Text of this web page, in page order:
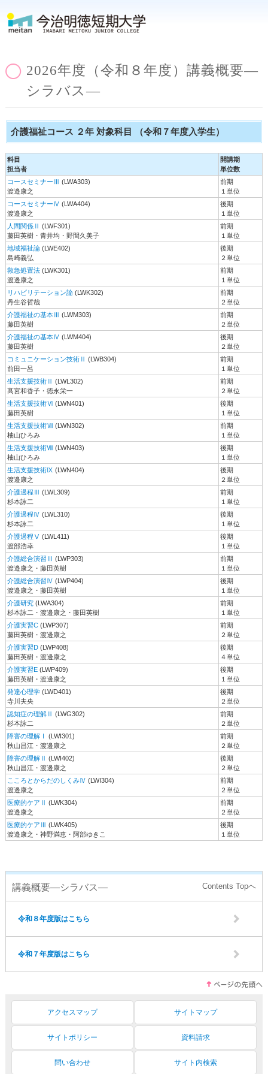
2026年度（令和８年度）講義概要―
シラバス―
介護福祉コース ２年 対象科目 （令和７年度入学生）
科目
担当者
開講期
単位数
コースセミナーⅢ (LWA303)
渡邉康之
前期
１単位
コースセミナーⅣ (LWA404)
渡邉康之
後期
１単位
人間関係Ⅱ (LWF301)
藤田英樹・青井均・野間久美子
前期
１単位
地域福祉論(LWE402)
島崎義弘
後期
２単位
救急処置法(LWK301)
渡邉康之
前期
１単位
リハビリテーション論(LWK302)
丹生谷哲哉
前期
２単位
介護福祉の基本Ⅲ (LWM303)
藤田英樹
前期
２単位
介護福祉の基本Ⅳ (LWM404)
藤田英樹
後期
２単位
コミュニケーション技術Ⅱ (LWB304)
前田一呂
前期
１単位
生活支援技術Ⅱ (LWL302)
髙宮和香子・徳永栄一
前期
２単位
生活支援技術Ⅵ (LWN401)
藤田英樹
後期
１単位
生活支援技術Ⅶ (LWN302)
柚山ひろみ
前期
１単位
生活支援技術Ⅷ(LWN403)
柚山ひろみ
後期
１単位
生活支援技術Ⅸ (LWN404)
渡邉康之
後期
２単位
介護過程Ⅲ (LWL309)
杉本詠二
前期
１単位
介護過程Ⅳ (LWL310)
杉本詠二
後期
１単位
介護過程Ⅴ (LWL411)
渡部浩幸
後期
１単位
介護総合演習Ⅲ (LWP303)
渡邉康之・藤田英樹
前期
１単位
介護総合演習Ⅳ (LWP404)
渡邉康之・藤田英樹
後期
１単位
介護研究(LWA304)
杉本詠二・渡邉康之・藤田英樹
前期
１単位
介護実習C(LWP307)
藤田英樹・渡邊康之
前期
２単位
介護実習D(LWP408)
藤田英樹・渡邊康之
後期
４単位
介護実習E(LWP409)
藤田英樹・渡邊康之
後期
１単位
発達心理学(LWD401)
寺川夫央
後期
２単位
認知症の理解Ⅱ (LWG302)
杉本詠二
前期
２単位
障害の理解Ⅰ
(LWI301)
秋山昌江・渡邉康之
前期
２単位
障害の理解Ⅱ (LWI402)
秋山昌江・渡邉康之
後期
２単位
こころとからだのしくみⅣ (LWI304)
渡邉康之
前期
２単位
医療的ケアⅡ (LWK304)
渡邉康之
前期
２単位
医療的ケアⅢ (LWK405)
渡邉康之・神野満恵・阿部ゆきこ
後期
１単位
講義概要―シラバス―
令和８年度版はこちら
令和７年度版はこちら
アクセスマップ サイトマップ
サイトポリシー 資料請求
問い合わせ サイト内検索